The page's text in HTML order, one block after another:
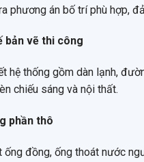
phương án bố trí phù hợp,
bản vẽ thi công
hệ thống gồm dàn lạnh,
chiếu sáng và nội thất.
phần thô
ống đồng, ống thoát nước